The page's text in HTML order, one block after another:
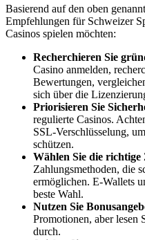
Basierend auf den oben
Empfehlungen für Schweizer
Casinos spielen möchten:
Recherchieren Sie
Casino anmelden,
Bewertungen,
sich über die
Priorisieren Sie
regulierte Casinos.
SSL-Verschlüsselung,
schützen.
Wählen Sie die richtige
Zahlungsmethoden, die
ermöglichen. E-Wallets
beste Wahl.
Nutzen Sie
Promotionen, aber lesen
durch.